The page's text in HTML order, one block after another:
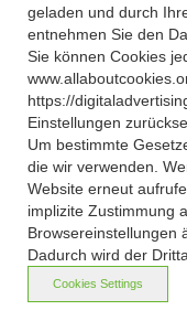
geladen und durch
entnehmen Sie den
Sie können Cookies
https://
Einstellungen
Um bestimmte
die wir verwenden.
Website erneut
implizite Zustimmung
Browsereinstellungen
Dadurch wird der
Cookies Settings